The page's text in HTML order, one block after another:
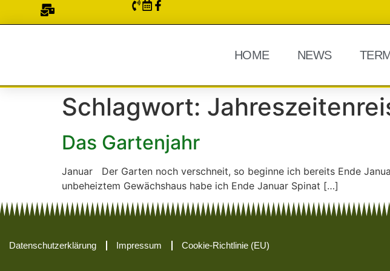
HOME NEWS
Schlagwort:
Das Gartenjahr
Januar Der Garten noch verschneit, so beginne ich bereits Ende
unbeheiztem Gewächshaus habe ich Ende Januar Spinat […]
Datenschutzerklärung Impressum Cookie-Richtlinie (EU)